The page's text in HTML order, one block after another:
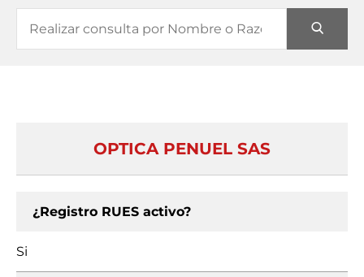
OPTICA PENUEL SAS
¿Registro RUES activo?
Si